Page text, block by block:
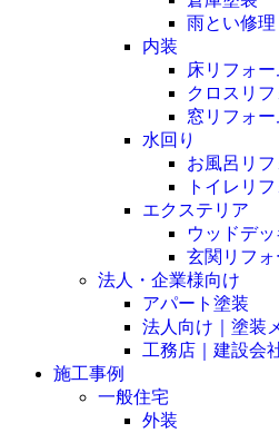
雨とい修理
内装
床リフォー
クロスリ
窓リフォー
水回り
お風呂リフ
トイレリ
エクステリア
ウッドデ
玄関リフォ
法人・企業様向け
アパート塗装
法人向け｜塗装
工務店｜建設会
施工事例
一般住宅
外装